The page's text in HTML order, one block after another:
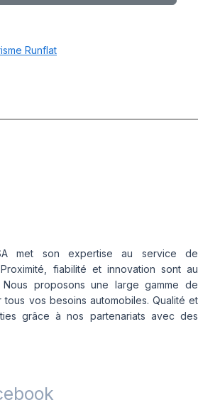
Runflat
met son expertise au service de
fiabilité et innovation sont au
proposons une large gamme de
vos besoins automobiles. Qualité et
grâce à nos partenariats avec des